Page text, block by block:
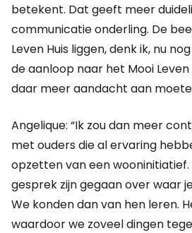
betekent. Dat geeft meer
communicatie onderling. De
Leven Huis liggen, denk ik, nu
de aanloop naar het Mooi Leven
daar meer aandacht aan
Angelique: “Ik zou dan meer
met ouders die al ervaring
opzetten van een wooninitiatief.
gesprek zijn gegaan over waar
We konden dan van hen leren.
waardoor we zoveel dingen